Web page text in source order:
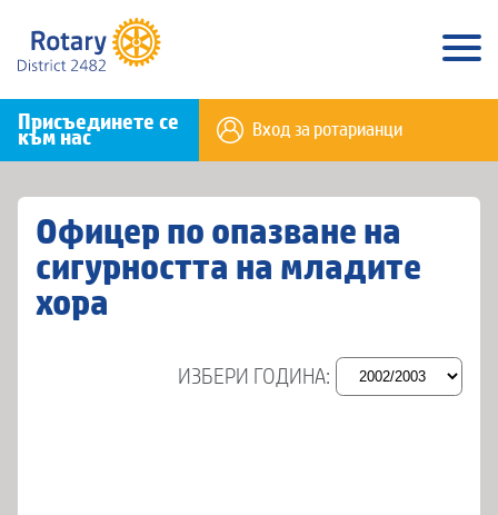
Присъединете се
към нас Вход за ротарианци
Офицер по опазване на
сигурността на младите
хора
ИЗБЕРИ ГОДИНА: